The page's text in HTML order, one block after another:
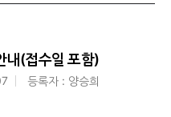
내(접수일 포함)
등록자 : 양승희